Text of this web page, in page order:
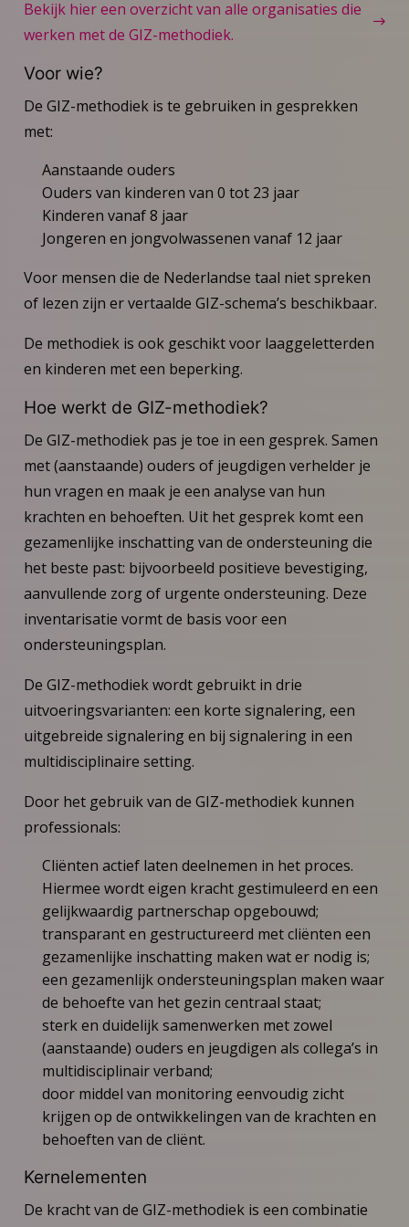
Bekijk hier een overzicht van alle organisaties die
werken met de GIZ-methodiek.
Voor wie?
De GIZ-methodiek is te gebruiken in gesprekken
met:
Aanstaande ouders
Ouders van kinderen van 0 tot 23 jaar
Kinderen vanaf 8 jaar
Jongeren en jongvolwassenen vanaf 12 jaar
Voor mensen die de Nederlandse taal niet spreken
of lezen zijn er vertaalde GIZ-schema’s beschikbaar.
De methodiek is ook geschikt voor laaggeletterden
en kinderen met een beperking.
Hoe werkt de GIZ-methodiek?
De GIZ-methodiek pas je toe in een gesprek. Samen
met (aanstaande) ouders of jeugdigen verhelder je
hun vragen en maak je een analyse van hun
krachten en behoeften. Uit het gesprek komt een
gezamenlijke inschatting van de ondersteuning die
het beste past: bijvoorbeeld positieve bevestiging,
aanvullende zorg of urgente ondersteuning. Deze
inventarisatie vormt de basis voor een
ondersteuningsplan.
De GIZ-methodiek wordt gebruikt in drie
uitvoeringsvarianten: een korte signalering, een
uitgebreide signalering en bij signalering in een
multidisciplinaire setting.
Door het gebruik van de GIZ-methodiek kunnen
professionals:
Cliënten actief laten deelnemen in het proces.
Hiermee wordt eigen kracht gestimuleerd en een
gelijkwaardig partnerschap opgebouwd;
transparant en gestructureerd met cliënten een
gezamenlijke inschatting maken wat er nodig is;
een gezamenlijk ondersteuningsplan maken waar
de behoefte van het gezin centraal staat;
sterk en duidelijk samenwerken met zowel
(aanstaande) ouders en jeugdigen als collega’s in
multidisciplinair verband;
door middel van monitoring eenvoudig zicht
krijgen op de ontwikkelingen van de krachten en
behoeften van de cliënt.
Kernelementen
De kracht van de GIZ-methodiek is een combinatie